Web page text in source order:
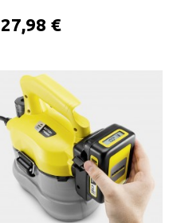
27,98 €
ΠΡΟΣΘΉΚΗ ΣΤΟ ΚΑΛΆΘΙ